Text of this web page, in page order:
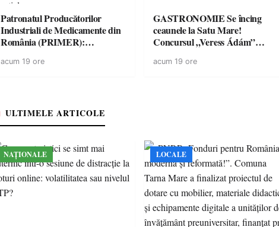
Patronatul Producătorilor
Industriali de Medicamente din
România (PRIMER):
energie electrică a fabricilor de
acum 19 ore
GASTRONOMIE Se încing
ceaunele la Satu Mare!
Concursul „Veress Ádám”
spectaculoase, premii și un jurat
acum 19 ore
ULTIMELE ARTICOLE
NAȚIONALE LOCALE